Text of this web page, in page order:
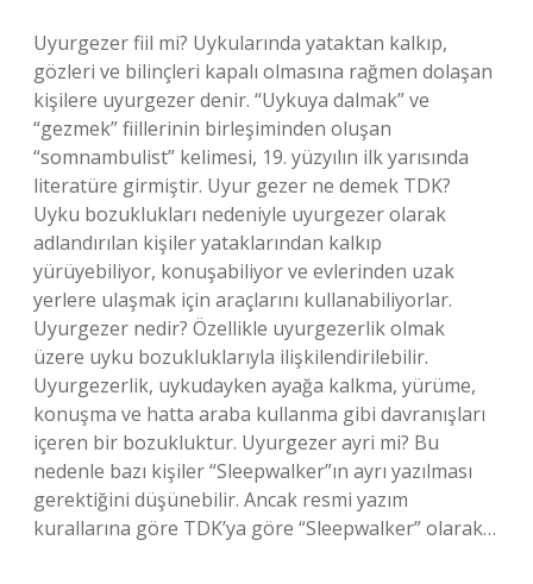
Uyurgezer fiil mi? Uykularında yataktan kalkıp,
gözleri ve bilinçleri kapalı olmasına rağmen dolaşan
kişilere uyurgezer denir. “Uykuya dalmak” ve
“gezmek” fiillerinin birleşiminden oluşan
“somnambulist” kelimesi, 19. yüzyılın ilk yarısında
literatüre girmiştir. Uyur gezer ne demek TDK?
Uyku bozuklukları nedeniyle uyurgezer olarak
adlandırılan kişiler yataklarından kalkıp
yürüyebiliyor, konuşabiliyor ve evlerinden uzak
yerlere ulaşmak için araçlarını kullanabiliyorlar.
Uyurgezer nedir? Özellikle uyurgezerlik olmak
üzere uyku bozukluklarıyla ilişkilendirilebilir.
Uyurgezerlik, uykudayken ayağa kalkma, yürüme,
konuşma ve hatta araba kullanma gibi davranışları
içeren bir bozukluktur. Uyurgezer ayri mi? Bu
nedenle bazı kişiler “Sleepwalker”ın ayrı yazılması
gerektiğini düşünebilir. Ancak resmi yazım
kurallarına göre TDK’ya göre “Sleepwalker” olarak…